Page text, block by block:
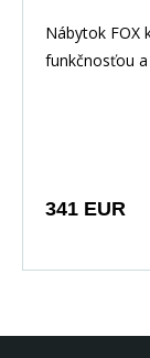
Nábytok FOX
funkčnosťou
341 EUR